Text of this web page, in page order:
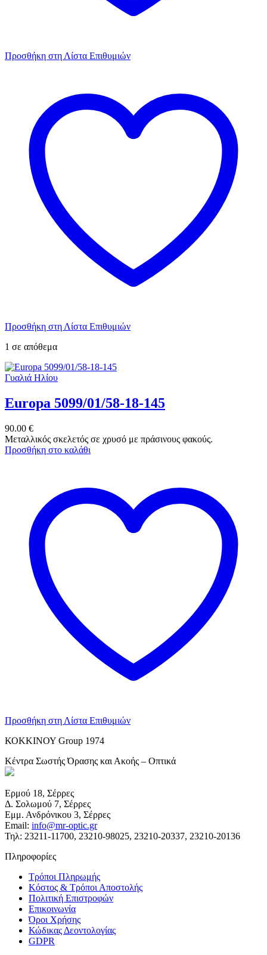
Προσθήκη στη Λίστα Επιθυμιών
Προσθήκη στη Λίστα Επιθυμιών
1 σε απόθεμα
Γυαλιά Ηλίου
Europa 5099/01/58-18-145
90.00 €
Μεταλλικός σκελετός σε χρυσό με πράσινους φακούς.
Προσθήκη στο καλάθι
Προσθήκη στη Λίστα Επιθυμιών
ΚΟΚΚΙΝΟΥ Group 1974
Κέντρα Σωστής Όρασης και Ακοής – Οπτικά
Ερμού 18, Σέρρες
Δ. Σολωμού 7, Σέρρες
Εμμ. Ανδρόνικου 3, Σέρρες
Email: info@mr-optic.gr
Τηλ: 23211-11700, 23210-98025, 23210-20337, 23210-20136
Πληροφορίες
Τρόποι Πληρωμής
Κόστος & Τρόποι Αποστολής
Πολιτική Επιστροφών
Επικοινωνία
Όροι Χρήσης
Κώδικας Δεοντολογίας
GDPR